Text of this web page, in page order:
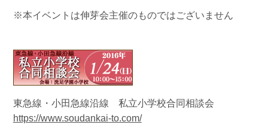
※本イベントは伸芽会主催のものではございません
東急線・小田急線沿線 私立小学校合同相談会
https://www.soudankai-to.com/